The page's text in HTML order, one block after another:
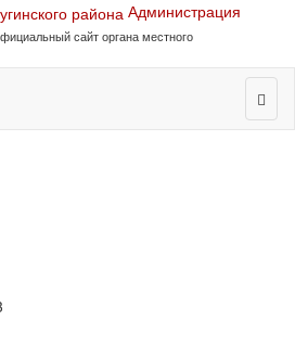
Администрация
сайт органа местного